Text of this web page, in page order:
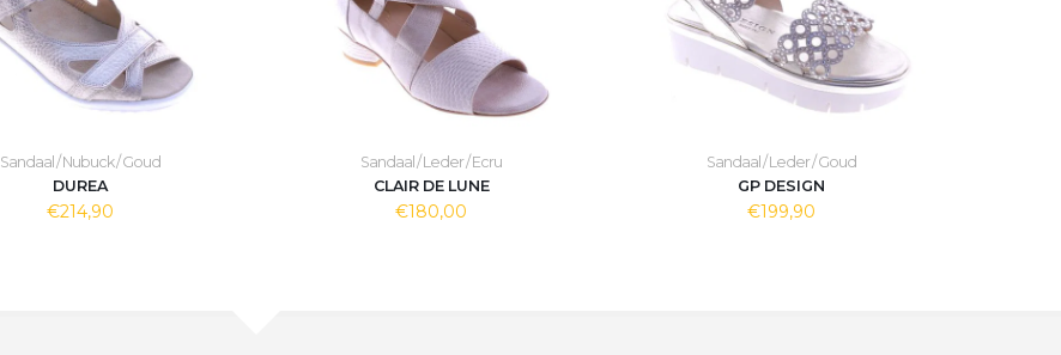
Sandaal / Nubuck / Goud
DUREA
€214,90
Sandaal / Leder / Ecru
CLAIR DE LUNE
€180,00
Sandaal / Leder / Goud
GP DESIGN
€199,90